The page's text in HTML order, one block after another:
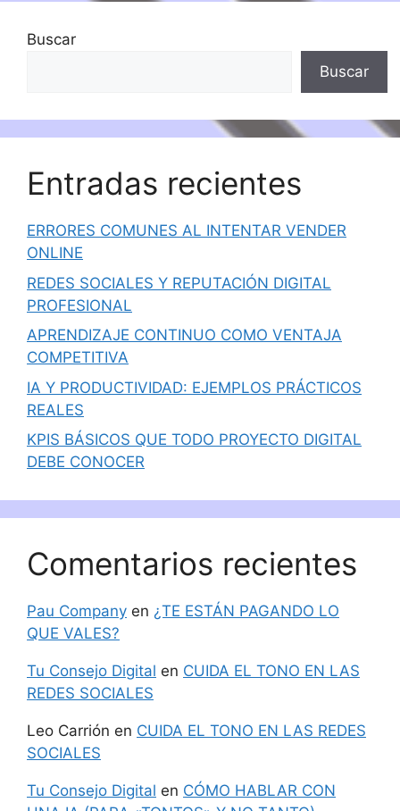
Buscar
Buscar
Entradas recientes
ERRORES COMUNES AL INTENTAR VENDER
ONLINE
REDES SOCIALES Y REPUTACIÓN DIGITAL
PROFESIONAL
APRENDIZAJE CONTINUO COMO VENTAJA
COMPETITIVA
IA Y PRODUCTIVIDAD: EJEMPLOS PRÁCTICOS
REALES
KPIS BÁSICOS QUE TODO PROYECTO DIGITAL
DEBE CONOCER
Comentarios recientes
Pau Company en ¿TE ESTÁN PAGANDO LO
QUE VALES?
Tu Consejo Digital en CUIDA EL TONO EN LAS
REDES SOCIALES
Leo Carrión en CUIDA EL TONO EN LAS REDES
SOCIALES
Tu Consejo Digital en CÓMO HABLAR CON